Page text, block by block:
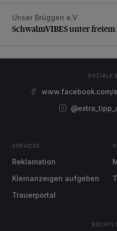
SchwalmVIBES unter freiem
Unser Brüggen e.V.
SchwalmVIBES unter
SOZIALE
www.facebook.com/
SERVICES
Reklamation
Kleinanzeigen aufgeben
Trauerportal